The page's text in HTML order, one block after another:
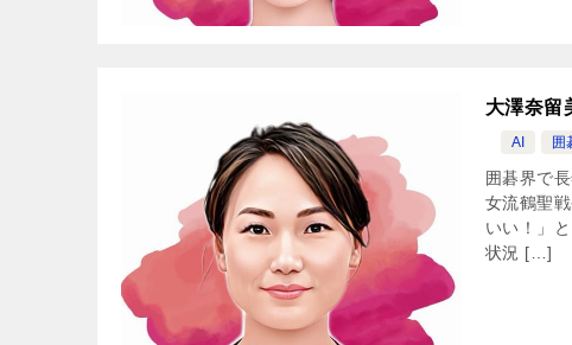
大澤奈留
AI 囲
囲碁界で
女流鶴聖
いい！」
状況 […]